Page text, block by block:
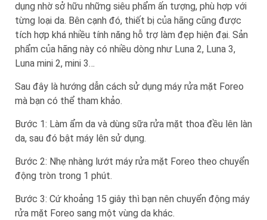
dụng nhờ sở hữu những siêu phẩm ấn tượng, phù hợp với
từng loại da. Bên cạnh đó, thiết bị của hãng cũng được
tích hợp khá nhiều tính năng hỗ trợ làm đẹp hiện đại. Sản
phẩm của hãng này có nhiều dòng như Luna 2, Luna 3,
Luna mini 2, mini 3…
Sau đây là hướng dẫn cách sử dụng máy rửa mặt Foreo
mà bạn có thể tham khảo.
Bước 1: Làm ẩm da và dùng sữa rửa mặt thoa đều lên làn
da, sau đó bật máy lên sử dụng.
Bước 2: Nhẹ nhàng lướt máy rửa mặt Foreo theo chuyển
động tròn trong 1 phút.
Bước 3: Cứ khoảng 15 giây thì bạn nên chuyển động máy
rửa mặt Foreo sang một vùng da khác.